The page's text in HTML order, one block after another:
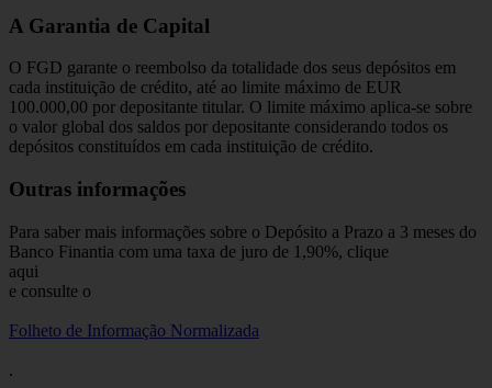
A Garantia de Capital
O FGD garante o reembolso da totalidade dos seus depósitos em
cada instituição de crédito, até ao limite máximo de EUR
100.000,00 por depositante titular. O limite máximo aplica-se sobre
o valor global dos saldos por depositante considerando todos os
depósitos constituídos em cada instituição de crédito.
Outras informações
Para saber mais informações sobre o Depósito a Prazo a 3 meses do
Banco Finantia com uma taxa de juro de 1,90%, clique
aqui
e consulte o
Folheto de Informação Normalizada
.